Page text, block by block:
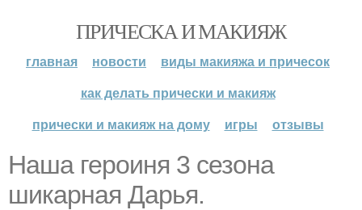
ПРИЧЕСКА И МАКИЯЖ
главная новости
виды макияжа и причесок
как делать прически и макияж
прически и макияж на дому
игры отзывы
Наша героиня 3 сезона
шикарная Дарья.